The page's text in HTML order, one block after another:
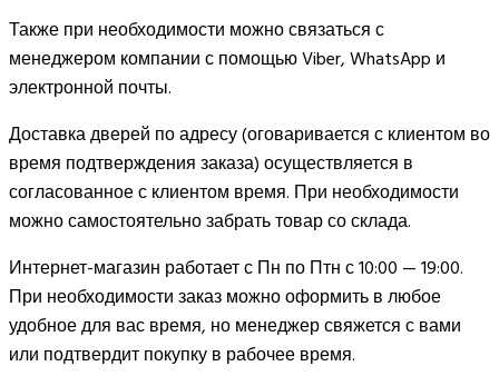
Также при необходимости можно связаться с
менеджером компании с помощью Viber, WhatsApp и
электронной почты.
Доставка дверей по адресу (оговаривается с клиентом во
время подтверждения заказа) осуществляется в
согласованное с клиентом время. При необходимости
можно самостоятельно забрать товар со склада.
Интернет-магазин работает с Пн по Птн с 10:00 — 19:00.
При необходимости заказ можно оформить в любое
удобное для вас время, но менеджер свяжется с вами
или подтвердит покупку в рабочее время.